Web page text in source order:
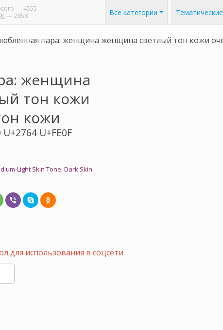
— 4555
— 2858 Все категории
пара: женщина женщина светлый тон кожи
женщина
тон кожи
кожи
U+FE0F
Light Skin Tone, Dark Skin
для использования в соцсети